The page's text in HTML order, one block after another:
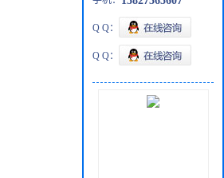
Q Q：
Q Q：